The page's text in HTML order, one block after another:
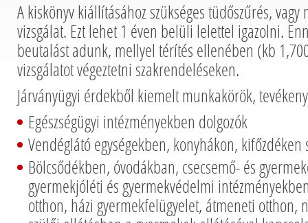
A kiskönyv kiállításához szükséges tüdőszűrés,
vizsgálat. Ezt lehet 1 éven belüli lelettel igazolni.
beutalást adunk, mellyel térítés ellenében (kb
vizsgálatot végeztetni szakrendeléseken.
Járványügyi érdekből kiemelt munkakörök,
Egészségügyi intézményekben dolgozók
Vendéglátó egységekben, konyhákon, kifőzdéken
Bölcsődékben, óvodákban, csecsemő- és
gyermekjóléti és gyermekvédelmi
otthon, házi gyermekfelügyelet, átmeneti otthon,